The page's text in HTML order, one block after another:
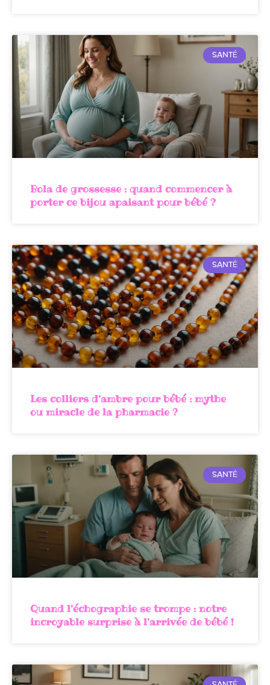
SANTÉ
Bola de grossesse : quand commencer à
porter ce bijou apaisant pour bébé ?
SANTÉ
Les colliers d’ambre pour bébé : mythe
ou miracle de la pharmacie ?
SANTÉ
Quand l’échographie se trompe : notre
incroyable surprise à l’arrivée de bébé !